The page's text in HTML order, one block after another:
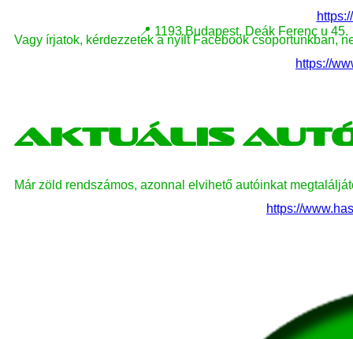
📍 1193 Budapest, Deák Ferenc u 45.
Vagy írjatok, kérdezzetek a nyílt Facebook csoportunkban,
https://
Aktuális
Már zöld rendszámos, azonnal elvihető autóinkat
https://